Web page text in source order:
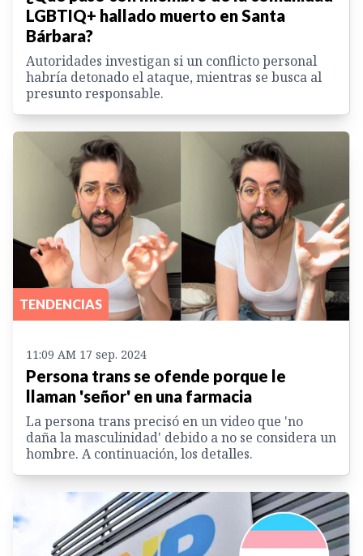
LGBTIQ+ hallado muerto en Santa
Bárbara?
Autoridades investigan si un conflicto personal
habría detonado el ataque, mientras se busca al
presunto responsable.
TENDENCIAS
11:09 AM 17 sep. 2024
Persona trans se ofende porque le
llaman 'señor' en una farmacia
La persona trans precisó en un video que 'no
daña la masculinidad' debido a no se considera un
hombre. A continuación, los detalles.